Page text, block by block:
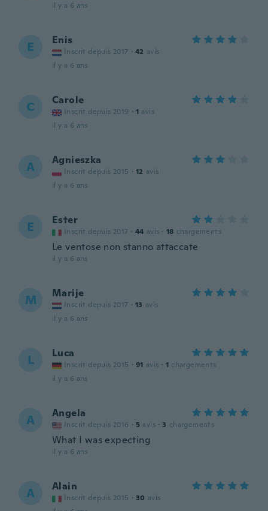
il y a 6 ans
E Enis
Inscrit depuis 2017 · 42 avis
il y a 6 ans
C Carole
Inscrit depuis 2019 · 1 avis
il y a 6 ans
A Agnieszka
Inscrit depuis 2015 · 12 avis
il y a 6 ans
E Ester
Inscrit depuis 2017 · 44 avis · 18 chargements
Le ventose non stanno attaccate
il y a 6 ans
M Marije
Inscrit depuis 2017 · 13 avis
il y a 6 ans
L Luca
Inscrit depuis 2015 · 91 avis · 1 chargements
il y a 6 ans
A Angela
Inscrit depuis 2016 · 5 avis · 3 chargements
What I was expecting
il y a 6 ans
A Alain
Inscrit depuis 2015 · 30 avis